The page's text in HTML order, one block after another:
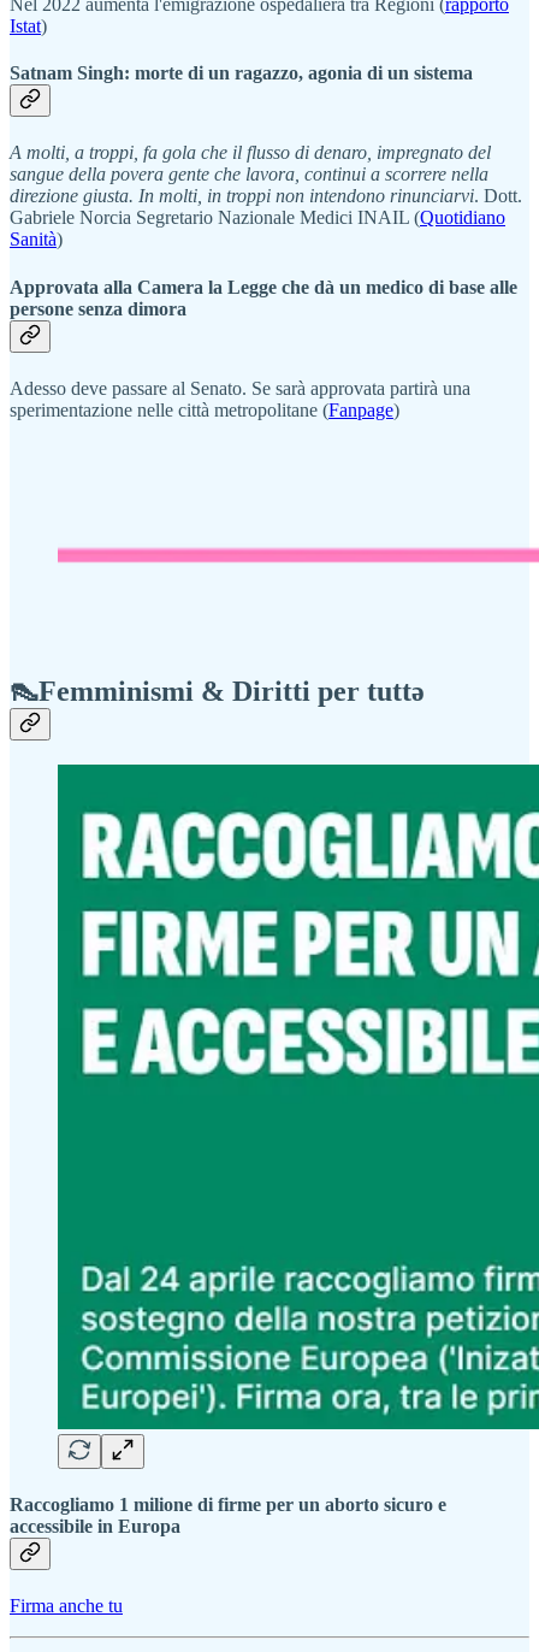
Istat)
Satnam Singh: morte di un ragazzo, agonia di un sistema
A molti, a troppi, fa gola che il flusso di denaro, impregnato del
sangue della povera gente che lavora, continui a scorrere nella
direzione giusta. In molti, in troppi non intendono rinunciarvi. Dott.
Gabriele Norcia Segretario Nazionale Medici INAIL (Quotidiano
Sanità)
Approvata alla Camera la Legge che dà un medico di base alle
persone senza dimora
Adesso deve passare al Senato. Se sarà approvata partirà una
sperimentazione nelle città metropolitane (Fanpage)
👠Femminismi & Diritti per tuttə
Raccogliamo 1 milione di firme per un aborto sicuro e
accessibile in Europa
Firma anche tu